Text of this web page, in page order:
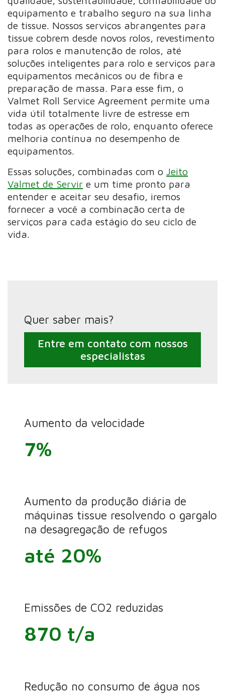
equipamento e trabalho seguro na sua linha
de tissue. Nossos serviços abrangentes para
tissue cobrem desde novos rolos, revestimento
para rolos e manutenção de rolos, até
soluções inteligentes para rolo e serviços para
equipamentos mecânicos ou de fibra e
preparação de massa. Para esse fim, o
Valmet Roll Service Agreement permite uma
vida útil totalmente livre de estresse em
todas as operações de rolo, enquanto oferece
melhoria contínua no desempenho de
equipamentos.
Essas soluções, combinadas com o Jeito
Valmet de Servir e um time pronto para
entender e aceitar seu desafio, iremos
fornecer a você a combinação certa de
serviços para cada estágio do seu ciclo de
vida.
Quer saber mais?
Entre em contato com nossos
especialistas
Aumento da velocidade
7%
Aumento da produção diária de
máquinas tissue resolvendo o gargalo
na desagregação de refugos
até 20%
Emissões de CO2 reduzidas
870 t/a
Redução no consumo de água nos